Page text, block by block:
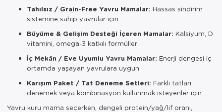
Tahılsız / Grain-Free Yavru Mamalar: Hassas sindirim
sistemine sahip yavrular için
Büyüme & Gelişim Desteği İçeren Mamalar: Kalsiyum, D
vitamini, omega-3 katkılı formüller
İç Mekân / Eve Uyumlu Yavru Mamalar: Enerji dengesi iç
ortamda yaşayan yavrulara uygun
Karışım Paket / Tat Deneme Setleri: Farklı tatları
denemek veya kombinasyon kullanmak isteyenler için
Yavru kuru mama seçerken, dengeli protein/yağ/lif oranı,